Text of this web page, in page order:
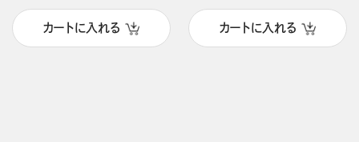
カートに入れる カートに入れる